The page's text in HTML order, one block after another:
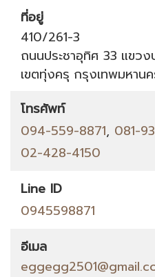
ที่อยู่
410/261-3
ถนนประชาอุทิศ 33 แขวง
เขตทุ่งครุ กรุงเทพมหาน
โทรศัพท์
094-559-8871, 081-
02-428-4150
Line ID
0945598871
อีเมล